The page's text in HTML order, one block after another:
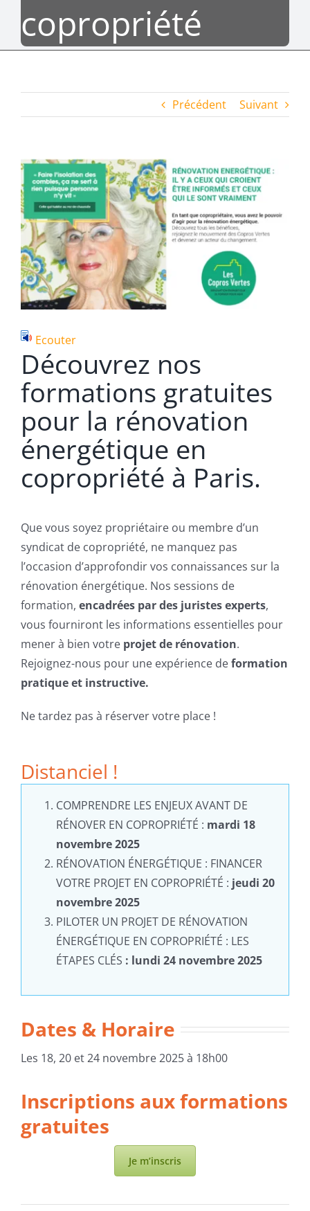
copropriété
Précédent Suivant
Voir
l'image
agrandie
Ecouter
Découvrez nos
formations gratuites
pour la rénovation
énergétique en
copropriété à Paris.
Que vous soyez propriétaire ou membre d’un
syndicat de copropriété, ne manquez pas
l’occasion d’approfondir vos connaissances sur la
rénovation énergétique. Nos sessions de
formation, encadrées par des juristes experts,
vous fourniront les informations essentielles pour
mener à bien votre projet de rénovation.
Rejoignez-nous pour une expérience deformation
pratique et instructive.
Ne tardez pas à réserver votre place !
Distanciel !
COMPRENDRE LES ENJEUX AVANT DE
RÉNOVER EN COPROPRIÉTÉ : mardi 18
novembre 2025
RÉNOVATION ÉNERGÉTIQUE : FINANCER
VOTRE PROJET EN COPROPRIÉTÉ : jeudi 20
novembre 2025
PILOTER UN PROJET DE RÉNOVATION
ÉNERGÉTIQUE EN COPROPRIÉTÉ : LES
ÉTAPES CLÉS : lundi 24 novembre 2025
Dates & Horaire
Les 18, 20 et 24 novembre 2025 à 18h00
Inscriptions aux formations
gratuites
Je m’inscris